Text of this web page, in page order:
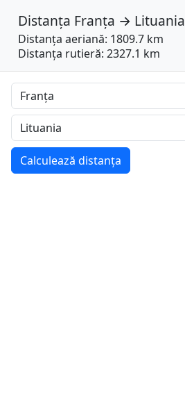
Distanța Franța → Lituania
Distanța aeriană: 1809.7 km
Distanța rutieră: 2327.1 km
Calculează distanța